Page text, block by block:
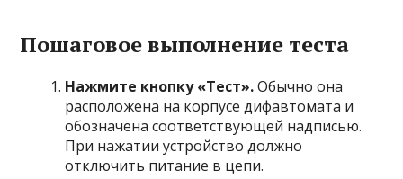
Пошаговое выполнение теста
Нажмите кнопку «Тест».Обычно она
расположена на корпусе дифавтомата и
обозначена соответствующей надписью.
При нажатии устройство должно
отключить питание в цепи.